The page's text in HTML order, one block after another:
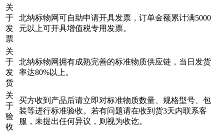
关
于
发
票
北纳标物网可自助申请开具发票，订单金额累计满5000
元以上可开具增值税专用发票。
关
于
发
货
北纳标物网拥有成熟完善的标准物质供应链，当日发货
率达80%以上。
关
于
验
收
买方收到产品后请立即对标准物质数量、规格型号、包
装等进行标准验收。若有问题请在收到货3天内联系客
服，未提出任何异议，则视为收讫。